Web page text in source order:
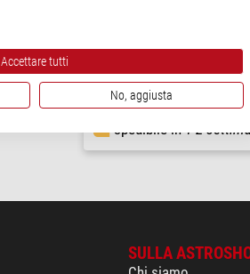
Microscopio Fotocamera
MZ.4705, 8-51,4/514x, 60 fps, 2
$ 1.970,00
spedibile in1-2
SULLA
Accettare tutti
No, aggiusta